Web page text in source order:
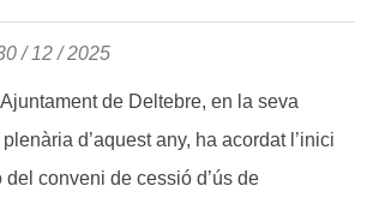
/ 12 / 2025
de Deltebre, en la seva
d’aquest any, ha acordat l’inici
conveni de cessió d’ús de